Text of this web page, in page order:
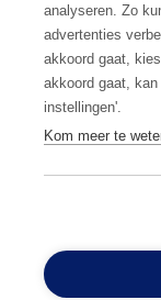
Algemene
©
analyseren. Zo
advertenties
akkoord gaat,
akkoord gaat,
instellingen'.
Kom meer te